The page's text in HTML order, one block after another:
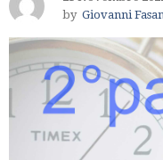
by Giovanni